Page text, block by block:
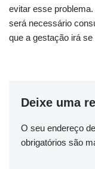
evitar esse
será necessário
que a gestação irá
Deixe uma
O seu endereço
obrigatórios são